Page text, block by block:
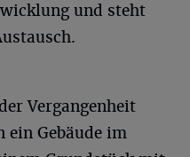
und steht
Vergangenheit
ein Gebäude im